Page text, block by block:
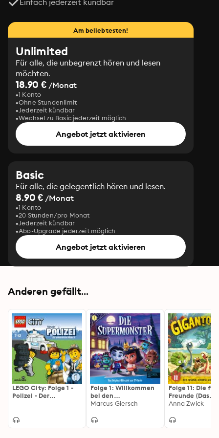
Einfach jederzeit kündbar
Am beliebtesten!
Unlimited
Für alle, die unbegrenzt hören und lesen
möchten.
18.90 € /Monat
1 Konto
Ohne Stundenlimit
Jederzeit kündbar
Wechsel zu Basic jederzeit möglich
Angebot jetzt aktivieren
Basic
Für alle, die gelegentlich hören und lesen.
8.90 € /Monat
1 Konto
20 Stunden/pro Monat
Jederzeit kündbar
Abo-Upgrade jederzeit möglich
Angebot jetzt aktivieren
Anderen gefällt...
LEGO City: Folge 1 -
Polizei - Der
Folge 1: Willkommen
bei den
Supermonstern (Das
TV-Serie)
Marcus Giersch
Folge 11: Die
Freunde (Das
Original-
Anna Zwick